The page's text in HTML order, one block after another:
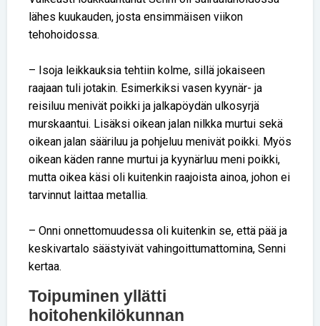
lähes kuukauden, josta ensimmäisen viikon
tehohoidossa.
– Isoja leikkauksia tehtiin kolme, sillä jokaiseen
raajaan tuli jotakin. Esimerkiksi vasen kyynär- ja
reisiluu menivät poikki ja jalkapöydän ulkosyrjä
murskaantui. Lisäksi oikean jalan nilkka murtui sekä
oikean jalan sääriluu ja pohjeluu menivät poikki. Myös
oikean käden ranne murtui ja kyynärluu meni poikki,
mutta oikea käsi oli kuitenkin raajoista ainoa, johon ei
tarvinnut laittaa metallia.
– Onni onnettomuudessa oli kuitenkin se, että pää ja
keskivartalo säästyivät vahingoittumattomina, Senni
kertaa.
Toipuminen yllätti
hoitohenkilökunnan